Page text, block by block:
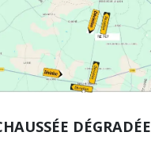
des territoires,
développement durable et
services numériques en
routières, mobilités et
DÉGRADÉE